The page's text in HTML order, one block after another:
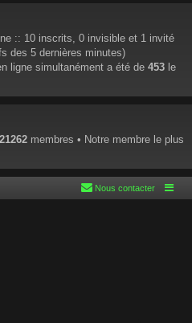
:: 10 inscrits, 0 invisible et 1 invité
des 5 dernières minutes)
ligne simultanément a été de 453 le
21262 membres • Notre membre le plus
Nous contacter